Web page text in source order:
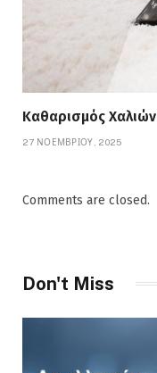
Καθαρισμός Χαλιών
27 ΝΟΕΜΒΡΊΟΥ, 2025
Comments are closed.
Don't Miss